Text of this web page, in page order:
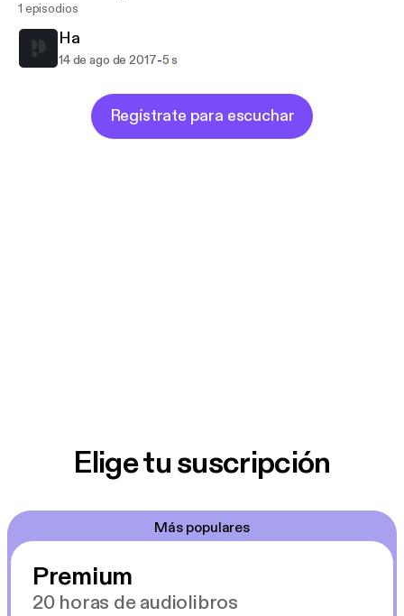
1 episodios
Ha
14 de ago de 2017-5 s
Regístrate para escuchar
Elige tu suscripción
Más populares
Premium
20 horas de audiolibros